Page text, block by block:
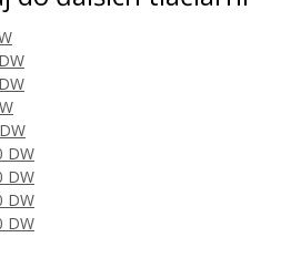
4,90 €
Pridať do košíka
DW
DW
DW
DW